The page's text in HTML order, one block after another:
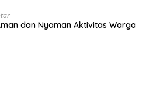
dan Nyaman Aktivitas Warga